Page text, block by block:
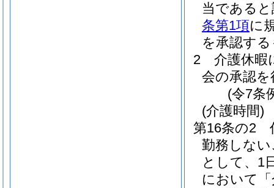
当である
条第1項に
を承認す
2
介護休暇
会の承認
(令7条
(介護時間)
第16条の2
勤務しな
として、1
において